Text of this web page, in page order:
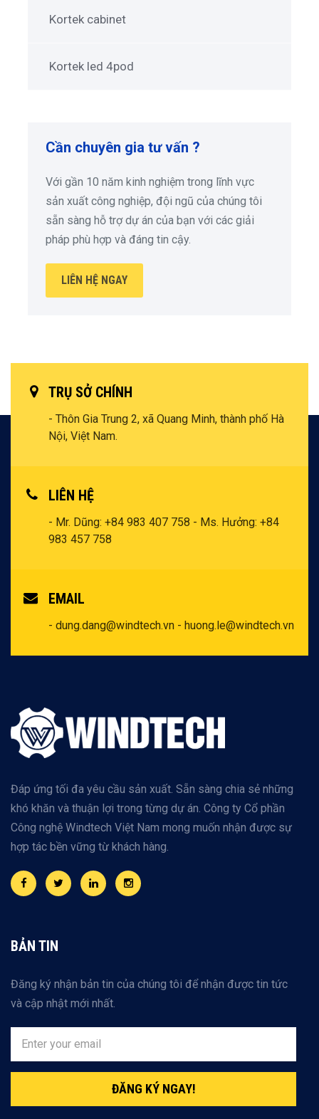
Kortek cabinet
Kortek led 4pod
Cần chuyên gia tư vấn ?
Với gần 10 năm kinh nghiệm trong lĩnh vực
sản xuất công nghiệp, đội ngũ của chúng tôi
sẵn sàng hỗ trợ dự án của bạn với các giải
pháp phù hợp và đáng tin cậy.
LIÊN HỆ NGAY
TRỤ SỞ CHÍNH
- Thôn Gia Trung 2, xã Quang Minh, thành phố Hà
Nội, Việt Nam.
LIÊN HỆ
- Mr. Dũng: +84 983 407 758 - Ms. Hưởng: +84
983 457 758
EMAIL
- dung.dang@windtech.vn - huong.le@windtech.vn
Đáp ứng tối đa yêu cầu sản xuất. Sẵn sàng chia sẻ những
khó khăn và thuận lợi trong từng dự án. Công ty Cổ phần
Công nghệ Windtech Việt Nam mong muốn nhận được sự
hợp tác bền vững từ khách hàng.
BẢN TIN
Đăng ký nhận bản tin của chúng tôi để nhận được tin tức
và cập nhật mới nhất.
ĐĂNG KÝ NGAY!